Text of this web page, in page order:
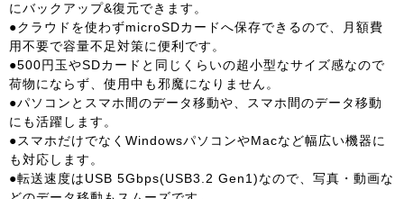
にバックアップ&復元できます。
●クラウドを使わずmicroSDカードへ保存できるので、月額費
用不要で容量不足対策に便利です。
●500円玉やSDカードと同じくらいの超小型なサイズ感なので
荷物にならず、使用中も邪魔になりません。
●パソコンとスマホ間のデータ移動や、スマホ間のデータ移動
にも活躍します。
●スマホだけでなくWindowsパソコンやMacなど幅広い機器に
も対応します。
●転送速度はUSB 5Gbps(USB3.2 Gen1)なので、写真・動画な